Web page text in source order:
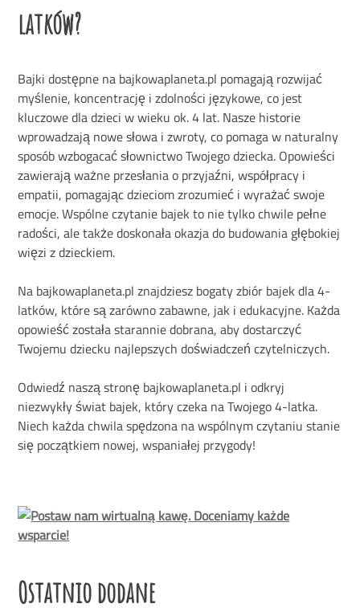
latków?
Bajki dostępne na bajkowaplaneta.pl pomagają rozwijać
myślenie, koncentrację i zdolności językowe, co jest
kluczowe dla dzieci w wieku ok. 4 lat. Nasze historie
wprowadzają nowe słowa i zwroty, co pomaga w naturalny
sposób wzbogacać słownictwo Twojego dziecka. Opowieści
zawierają ważne przesłania o przyjaźni, współpracy i
empatii, pomagając dzieciom zrozumieć i wyrażać swoje
emocje. Wspólne czytanie bajek to nie tylko chwile pełne
radości, ale także doskonała okazja do budowania głębokiej
więzi z dzieckiem.
Na bajkowaplaneta.pl znajdziesz bogaty zbiór bajek dla 4-
latków, które są zarówno zabawne, jak i edukacyjne. Każda
opowieść została starannie dobrana, aby dostarczyć
Twojemu dziecku najlepszych doświadczeń czytelniczych.
Odwiedź naszą stronę bajkowaplaneta.pl i odkryj
niezwykły świat bajek, który czeka na Twojego 4-latka.
Niech każda chwila spędzona na wspólnym czytaniu stanie
się początkiem nowej, wspaniałej przygody!
Ostatnio dodane